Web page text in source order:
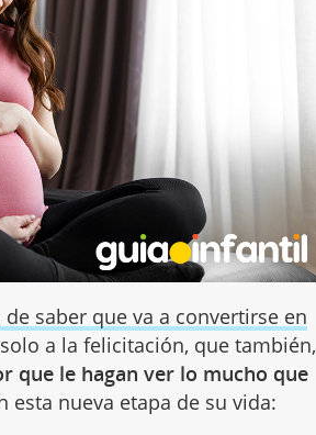
de saber que va a convertirse en
a la felicitación, que también,
que le hagan ver lo mucho que
esta nueva etapa de su vida: